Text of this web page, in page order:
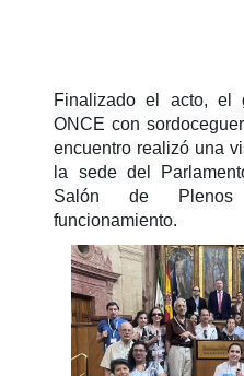
Finalizado el acto, el
ONCE con
encuentro realizó una
la sede del
Salón de
funcionamiento.